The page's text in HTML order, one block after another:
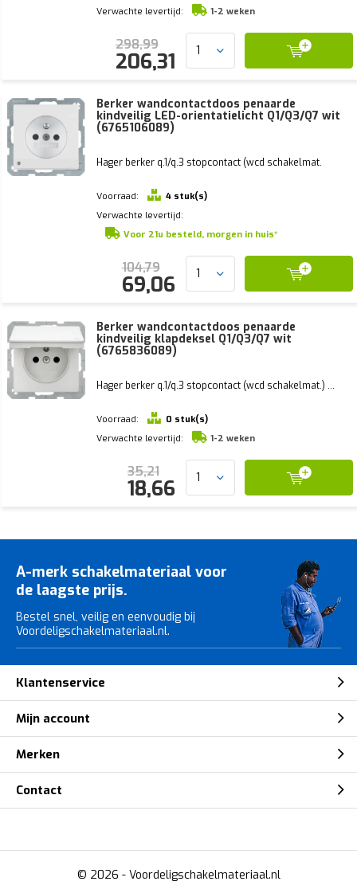
Verwachte levertijd:
1-2 weken
298,99
206,31
Berker wandcontactdoos penaarde
kindveilig LED-orientatielicht Q1/Q3/Q7 wit
(6765106089)
Hager berker q.1/q.3 stopcontact (wcd schakelmat.
Voorraad:
4 stuk(s)
Verwachte levertijd:
Voor 21u besteld, morgen in huis*
104,79
69,06
Berker wandcontactdoos penaarde
kindveilig klapdeksel Q1/Q3/Q7 wit
(6765836089)
Hager berker q.1/q.3 stopcontact (wcd schakelmat.) ...
Voorraad:
0 stuk(s)
Verwachte levertijd:
1-2 weken
35,21
18,66
A-merk schakelmateriaal voor
de laagste prijs.
Bestel snel, veilig en eenvoudig bij
Voordeligschakelmateriaal.nl.
Klantenservice
Mijn account
Merken
Contact
© 2026 - Voordeligschakelmateriaal.nl